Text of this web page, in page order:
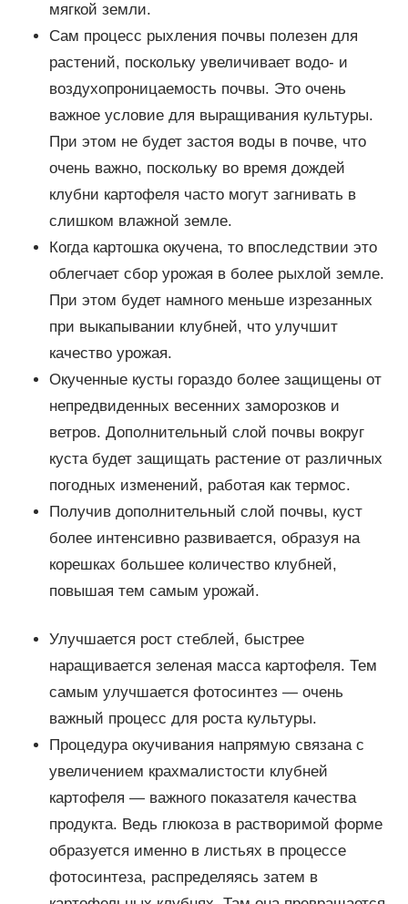
мягкой земли.
Сам процесс рыхления почвы полезен для
растений, поскольку увеличивает водо- и
воздухопроницаемость почвы. Это очень
важное условие для выращивания культуры.
При этом не будет застоя воды в почве, что
очень важно, поскольку во время дождей
клубни картофеля часто могут загнивать в
слишком влажной земле.
Когда картошка окучена, то впоследствии это
облегчает сбор урожая в более рыхлой земле.
При этом будет намного меньше изрезанных
при выкапывании клубней, что улучшит
качество урожая.
Окученные кусты гораздо более защищены от
непредвиденных весенних заморозков и
ветров. Дополнительный слой почвы вокруг
куста будет защищать растение от различных
погодных изменений, работая как термос.
Получив дополнительный слой почвы, куст
более интенсивно развивается, образуя на
корешках большее количество клубней,
повышая тем самым урожай.
Улучшается рост стеблей, быстрее
наращивается зеленая масса картофеля. Тем
самым улучшается фотосинтез — очень
важный процесс для роста культуры.
Процедура окучивания напрямую связана с
увеличением крахмалистости клубней
картофеля — важного показателя качества
продукта. Ведь глюкоза в растворимой форме
образуется именно в листьях в процессе
фотосинтеза, распределяясь затем в